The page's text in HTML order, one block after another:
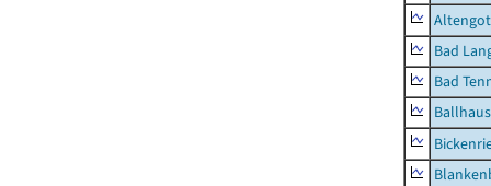
Bad
Bad